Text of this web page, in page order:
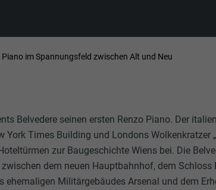
Piano im Spannungsfeld zwischen Alt und Neu
Belvedere seinen ersten Renzo Piano. Der
York Times Building und Londons Wolkenkratzer
zur Baugeschichte Wiens bei. Die
dem neuen Hauptbahnhof, dem Schloss
ehemaligen Militärgebäudes Arsenal und dem